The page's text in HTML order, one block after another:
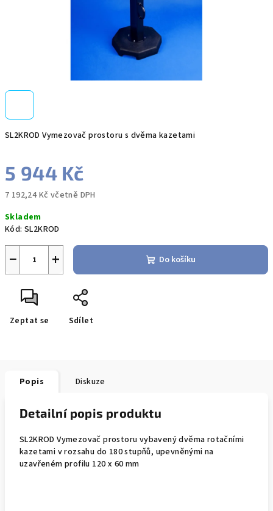
SL2KROD Vymezovač prostoru s dvěma kazetami
5 944 Kč
7 192,24 Kč včetně DPH
cena:
Skladem
Kód: SL2KROD
+
− Do košíku
Zeptat se Sdílet
Popis Diskuze
Detailní popis produktu
SL2KROD Vymezovač prostoru vybavený dvěma rotačními
kazetami v rozsahu do 180 stupňů, upevněnými na
uzavřeném profilu 120 x 60 mm